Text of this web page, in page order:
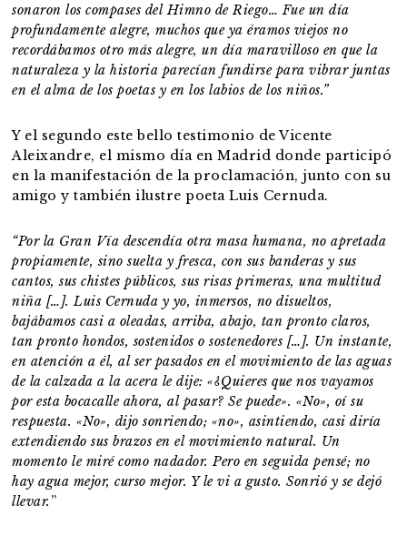
sonaron los compases del Himno de Riego… Fue un día
profundamente alegre, muchos que ya éramos viejos no
recordábamos otro más alegre, un día maravilloso en que la
naturaleza y la historia parecían fundirse para vibrar juntas
en el alma de los poetas y en los labios de los niños.”
Y el segundo este bello testimonio de Vicente
Aleixandre, el mismo día en Madrid donde participó
en la manifestación de la proclamación, junto con su
amigo y también ilustre poeta Luis Cernuda.
“Por la Gran Vía descendía otra masa humana, no apretada
propiamente, sino suelta y fresca, con sus banderas y sus
cantos, sus chistes públicos, sus risas primeras, una multitud
niña […]. Luis Cernuda y yo, inmersos, no disueltos,
bajábamos casi a oleadas, arriba, abajo, tan pronto claros,
tan pronto hondos, sostenidos o sostenedores […]. Un instante,
en atención a él, al ser pasados en el movimiento de las aguas
de la calzada a la acera le dije: «¿Quieres que nos vayamos
por esta bocacalle ahora, al pasar? Se puede». «No», oí su
respuesta. «No», dijo sonriendo; «no», asintiendo, casi diría
extendiendo sus brazos en el movimiento natural. Un
momento le miré como nadador. Pero en seguida pensé; no
hay agua mejor, curso mejor. Y le vi a gusto. Sonrió y se dejó
llevar. ”